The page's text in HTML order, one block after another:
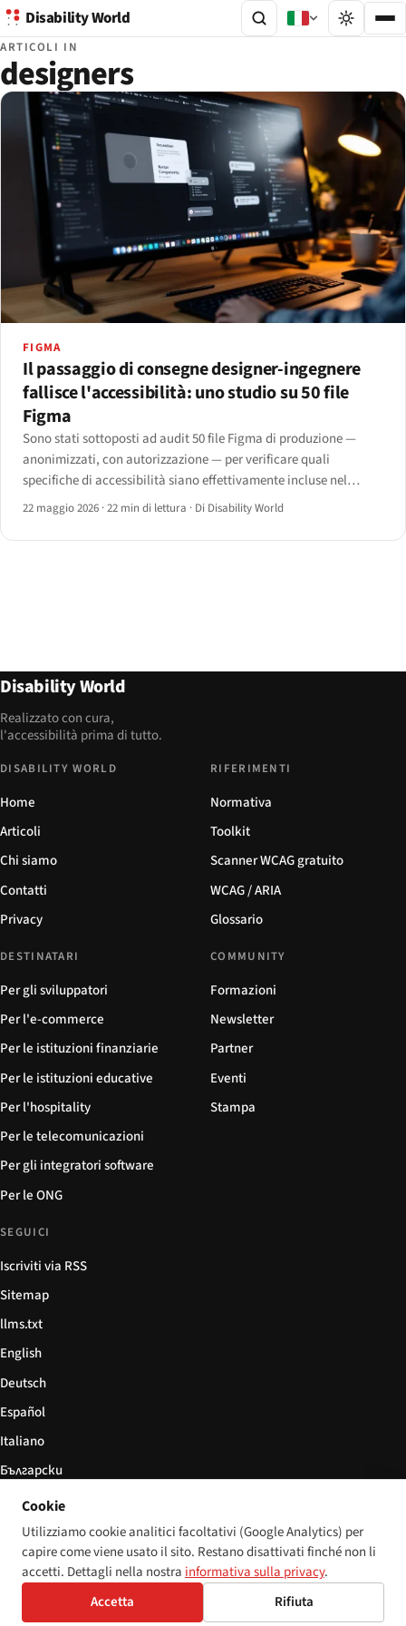
Disability World
ARTICOLI IN
designers
FIGMA
Il passaggio di consegne designer-ingegnere
fallisce l'accessibilità: uno studio su 50 file
Figma
Sono stati sottoposti ad audit 50 file Figma di produzione —
anonimizzati, con autorizzazione — per verificare quali
specifiche di accessibilità siano effettivamente incluse nel
passaggio di consegne.
22 maggio 2026 ·22 min di lettura · Di Disability World
Disability World
Realizzato con cura,
l'accessibilità prima di tutto.
DISABILITY WORLD
Home
Articoli
Chi siamo
Contatti
Privacy
RIFERIMENTI
Normativa
Toolkit
Scanner WCAG gratuito
WCAG / ARIA
Glossario
DESTINATARI
Per gli sviluppatori
Per l'e-commerce
Per le istituzioni finanziarie
Per le istituzioni educative
Per l'hospitality
Per le telecomunicazioni
Per gli integratori software
Per le ONG
COMMUNITY
Formazioni
Newsletter
Partner
Eventi
Stampa
SEGUICI
Iscriviti via RSS
Sitemap
llms.txt
English
Deutsch
Español
Italiano
Български
简体中文
© 2026 Disability World. Tutti i diritti riservati. Impostazioni cookie
DeutschEspañol 简体中文Polski
Cookie
Utilizziamo cookie analitici facoltativi (Google Analytics) per
capire come viene usato il sito. Restano disattivati finché non li
accetti. Dettagli nella nostra informativa sulla privacy.
Accetta
Rifiuta